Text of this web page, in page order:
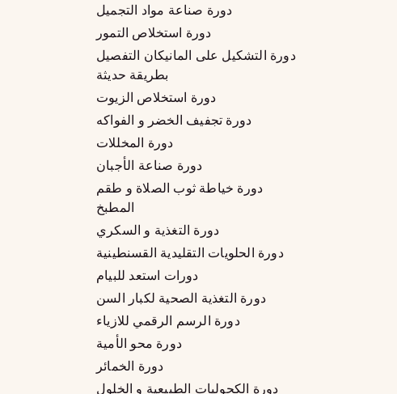
دورة صناعة مواد التجميل
دورة استخلاص التمور
دورة التشكيل على المانيكان التفصيل
بطريقة حديثة
دورة استخلاص الزيوت
دورة تجفيف الخضر و الفواكه
دورة المخللات
دورة صناعة الأجبان
دورة خياطة ثوب الصلاة و طقم
المطبخ
دورة التغذية و السكري
دورة الحلويات التقليدية القسنطينية
دورات استعد للبيام
دورة التغذية الصحية لكبار السن
دورة الرسم الرقمي للازياء
دورة محو الأمية
دورة الخمائر
دورة الكحوليات الطبيعية و الخلول